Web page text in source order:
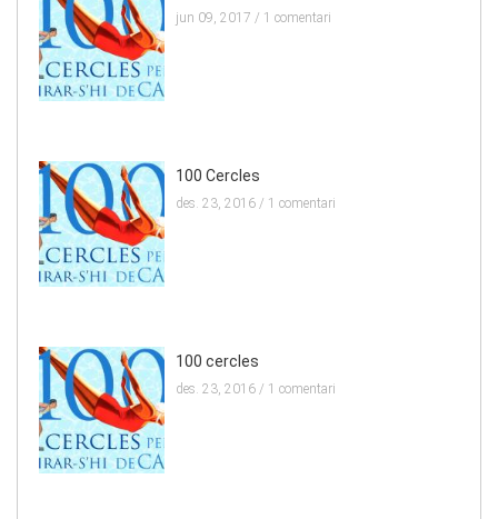
jun 09, 2017 / 1 comentari
100 Cercles
des. 23, 2016 / 1 comentari
100 cercles
des. 23, 2016 / 1 comentari